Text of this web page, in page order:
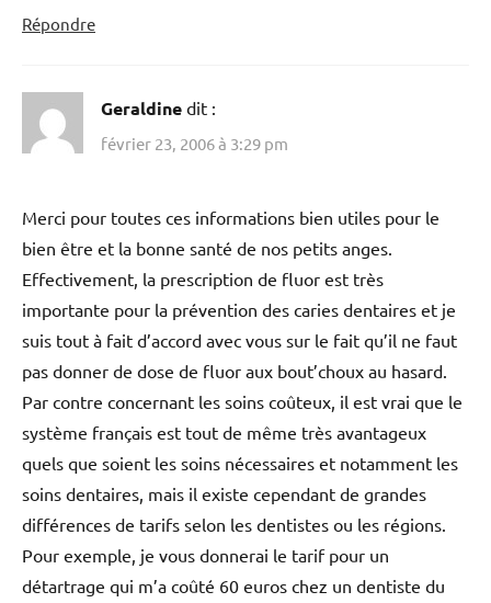
Répondre
Geraldine dit :
février 23, 2006 à 3:29 pm
Merci pour toutes ces informations bien utiles pour le
bien être et la bonne santé de nos petits anges.
Effectivement, la prescription de fluor est très
importante pour la prévention des caries dentaires et je
suis tout à fait d’accord avec vous sur le fait qu’il ne faut
pas donner de dose de fluor aux bout’choux au hasard.
Par contre concernant les soins coûteux, il est vrai que le
système français est tout de même très avantageux
quels que soient les soins nécessaires et notamment les
soins dentaires, mais il existe cependant de grandes
différences de tarifs selon les dentistes ou les régions.
Pour exemple, je vous donnerai le tarif pour un
détartrage qui m’a coûté 60 euros chez un dentiste du